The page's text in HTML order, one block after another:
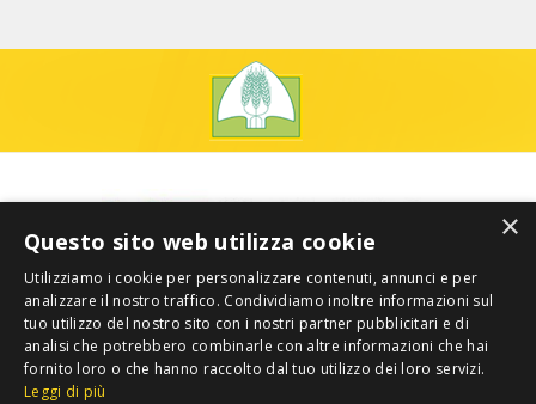
×
Questo sito web utilizza cookie
Utilizziamo i cookie per personalizzare contenuti, annunci e per
analizzare il nostro traffico. Condividiamo inoltre informazioni sul
tuo utilizzo del nostro sito con i nostri partner pubblicitari e di
analisi che potrebbero combinarle con altre informazioni che hai
fornito loro o che hanno raccolto dal tuo utilizzo dei loro servizi.
Leggi di più